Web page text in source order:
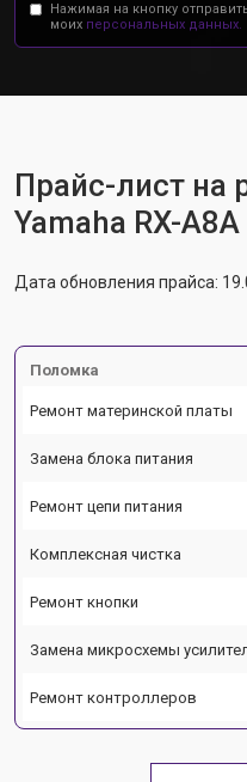
Нажимая на кнопку
моих персональных данных.
Прайс-лист на
Yamaha RX-A8A
Дата обновления прайса:
Поломка
Ремонт материнской платы
Замена блока питания
Ремонт цепи питания
Комплексная чистка
Ремонт кнопки
Замена микросхемы
Ремонт контроллеров